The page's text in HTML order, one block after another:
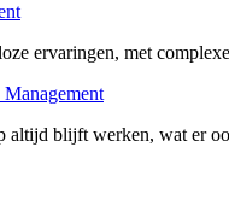
ervaringen, met
altijd blijft werken, wat er